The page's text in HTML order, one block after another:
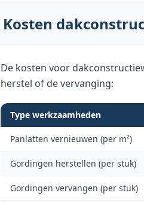
Kosten
De kosten voor
herstel of de vervanging:
Type werkzaamheden
Panlatten vernieuwen (per m²)
Gordingen herstellen (per stuk)
Gordingen vervangen (per stuk)